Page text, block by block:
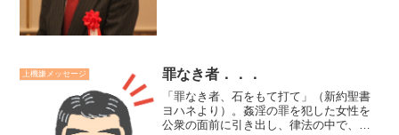
上機嫌メッセージ 罪なき者．．．
「罪なき者、石をもて打て」（新約聖書
ヨハネより）。姦淫の罪を犯した女性を
公衆の面前に引き出し、律法の中で、石